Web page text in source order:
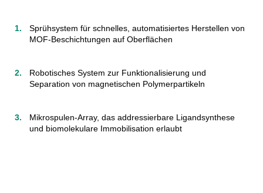
Sprühsystem für schnelles, automatisiertes Herstellen von
MOF-Beschichtungen auf Oberflächen
Robotisches System zur Funktionalisierung und
Separation von magnetischen Polymerpartikeln
Mikrospulen-Array, das addressierbare Ligandsynthese
und biomolekulare Immobilisation erlaubt